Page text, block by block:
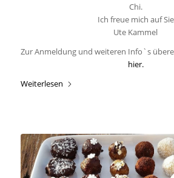
Chi.
Ich freue mich auf Sie
Ute Kammel
Zur Anmeldung und weiteren Info`s
hier.
Weiterlesen